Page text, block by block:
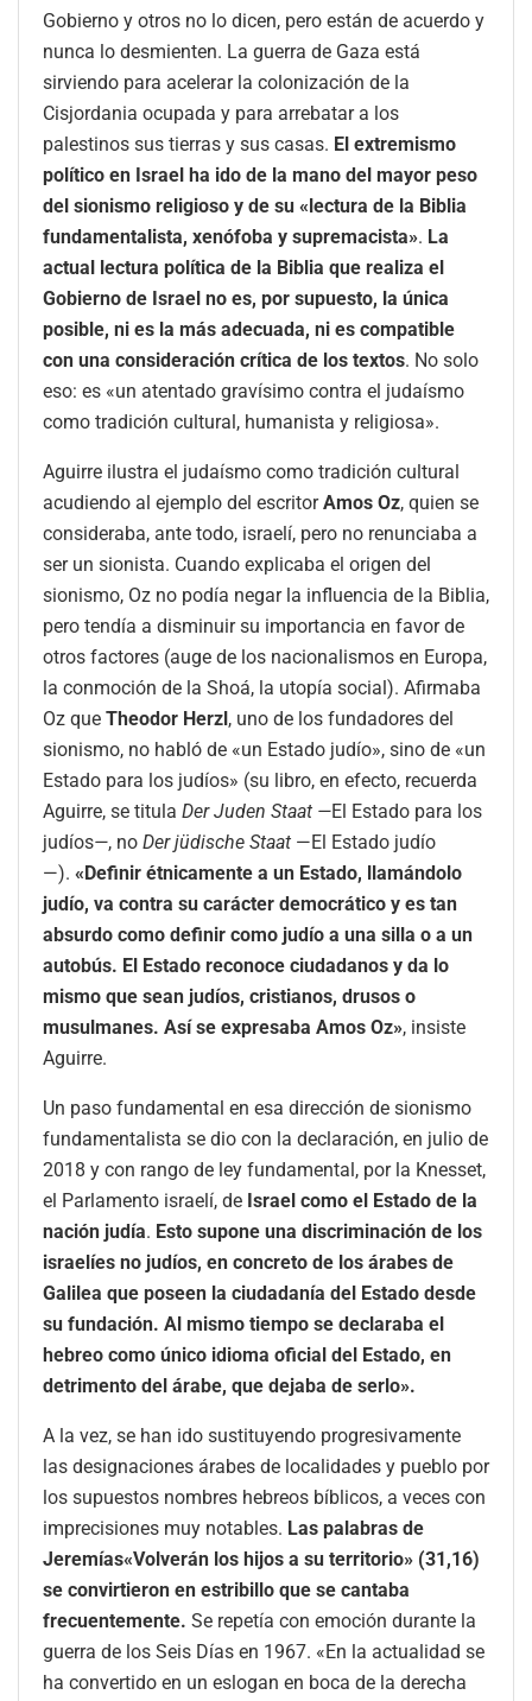
Gobierno y otros no lo dicen, pero están de acuerdo y
nunca lo desmienten. La guerra de Gaza está
sirviendo para acelerar la colonización de la
Cisjordania ocupada y para arrebatar a los
palestinos sus tierras y sus casas. El extremismo
político en Israel ha ido de la mano del mayor peso
del sionismo religioso y de su «lectura de la Biblia
fundamentalista, xenófoba y supremacista». La
actual lectura política de la Biblia que realiza el
Gobierno de Israel no es, por supuesto, la única
posible, ni es la más adecuada, ni es compatible
con una consideración crítica de los textos. No solo
eso: es «un atentado gravísimo contra el judaísmo
como tradición cultural, humanista y religiosa».
Aguirre ilustra el judaísmo como tradición cultural
acudiendo al ejemplo del escritorAmos Oz, quien se
consideraba, ante todo, israelí, pero no renunciaba a
ser un sionista. Cuando explicaba el origen del
sionismo, Oz no podía negar la influencia de la Biblia,
pero tendía a disminuir su importancia en favor de
otros factores (auge de los nacionalismos en Europa,
la conmoción de la Shoá, la utopía social). Afirmaba
Oz que Theodor Herzl , uno de los fundadores del
sionismo, no habló de «un Estado judío», sino de «un
Estado para los judíos» (su libro, en efecto, recuerda
Aguirre, se titula Der Juden Staat —El Estado para los
judíos—, no Der jüdische Staat —El Estado judío
—). «Definir étnicamente a un Estado, llamándolo
judío, va contra su carácter democrático y es tan
absurdo como definir como judío a una silla o a un
autobús. El Estado reconoce ciudadanos y da lo
mismo que sean judíos, cristianos, drusos o
musulmanes. Así se expresaba Amos Oz», insiste
Aguirre.
Un paso fundamental en esa dirección de sionismo
fundamentalista se dio con la declaración, en julio de
2018 y con rango de ley fundamental, por la Knesset,
el Parlamento israelí, de Israel como el Estado de la
nación judía. Esto supone una discriminación de los
israelíes no judíos, en concreto de los árabes de
Galilea que poseen la ciudadanía del Estado desde
su fundación. Al mismo tiempo se declaraba el
hebreo como único idioma oficial del Estado, en
detrimento del árabe, que dejaba de serlo».
A la vez, se han ido sustituyendo progresivamente
las designaciones árabes de localidades y pueblo por
los supuestos nombres hebreos bíblicos, a veces con
imprecisiones muy notables. Las palabras de
Jeremías«Volverán los hijos a su territorio» (31,16)
se convirtieron en estribillo que se cantaba
frecuentemente. Se repetía con emoción durante la
guerra de los Seis Días en 1967. «En la actualidad se
ha convertido en un eslogan en boca de la derecha